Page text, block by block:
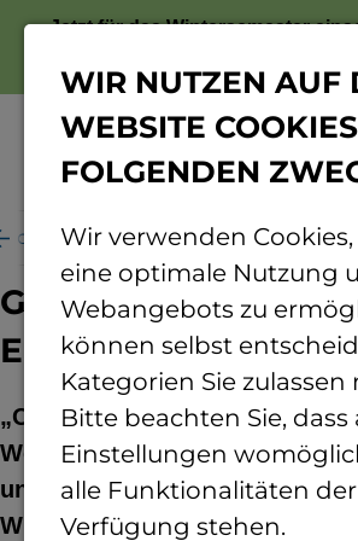
Jetzt für das Wintersemester
ums Forschen Projekte
Grünland und
Eifel
„Optimierung des
Weidewirtschaft, des
und der Futterkonservierung
Wirtschaftlichkeit,
WIR NUTZEN AUF
WEBSITE
FOLGENDEN
Wir verwenden
eine optimale Nutzung
Webangebots zu
können selbst
Kategorien Sie
Bitte beachten Sie, dass
Einstellungen
alle Funktionalitäten der
Verfügung stehen.